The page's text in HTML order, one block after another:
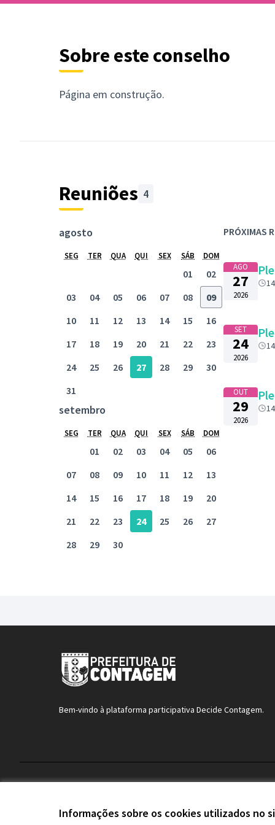
Informações sobre os cookies utilizados no
Sobre este conselho
Página em construção.
Reuniões 4
agosto
SEG TER QUA QUI SEX SÁB DOM
01
02
03
04 05 06 07 08
09
10
11 12 13 14 15
16
17
18 19 20 21 22
23
24
25 26 27 28 29
30
31
setembro
SEG TER QUA QUI SEX SÁB DOM
01 02 03 04 05
06
07
08 09 10 11 12
13
14
15 16 17 18 19
20
21
22 23 24 25 26
27
28
29 30
PRÓXIMAS
AGO
27
2026
SET
24
2026
OUT
29
2026
Bem-vindo à plataforma participativa Decide Contagem.